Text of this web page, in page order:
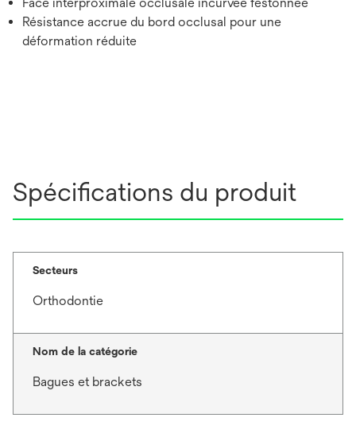
Résistance accrue du bord occlusal pour une
déformation réduite
Spécifications du produit
Secteurs
Orthodontie
Nom de la catégorie
Bagues et brackets